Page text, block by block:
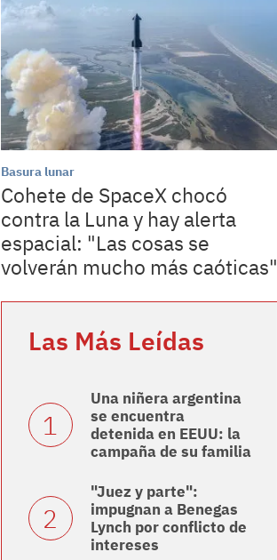
Basura lunar
Cohete de SpaceX chocó
contra la Luna y hay alerta
espacial: "Las cosas se
volverán mucho más caóticas"
Las Más Leídas
Una niñera argentina
se encuentra
detenida en EEUU: la
campaña de su familia
"Juez y parte":
impugnan a Benegas
Lynch por conflicto de
intereses